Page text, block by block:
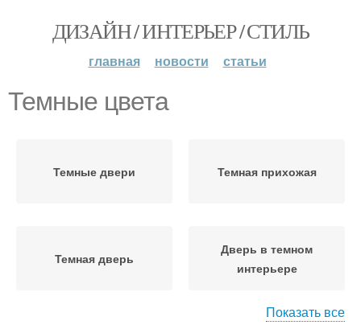
ДИЗАЙН / ИНТЕРЬЕР / СТИЛЬ
главная новости статьи
Темные цвета
Темные двери Темная прихожая
Темная дверь
Дверь в темном
интерьере
Показать все